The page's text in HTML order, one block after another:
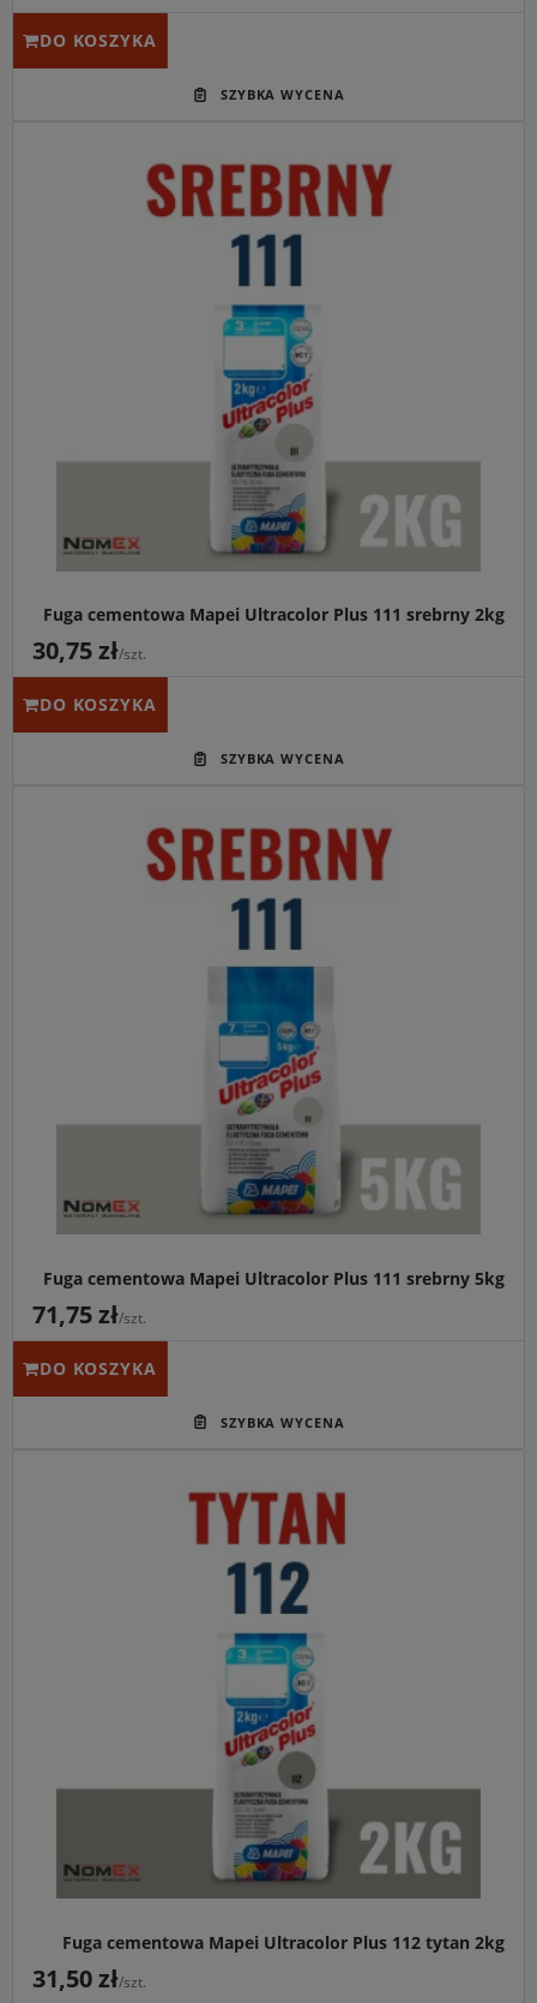
DO KOSZYKA
Fuga cementowa Mapei Ultracolor Plus 111 srebrny 2kg
30,75 zł/szt.
DO KOSZYKA
Fuga cementowa Mapei Ultracolor Plus 111 srebrny 5kg
71,75 zł/szt.
DO KOSZYKA
Fuga cementowa Mapei Ultracolor Plus 112 tytan 2kg
31,50 zł/szt.